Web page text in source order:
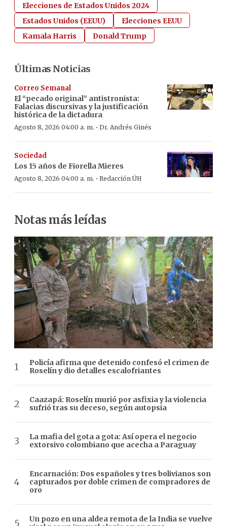
Elecciones de Estados Unidos 2024
Estados Unidos (EEUU)
Elecciones EEUU
Kamala Harris
Donald Trump
Últimas Noticias
Correo Semanal
El “pecado original” antistronista:
Falacias discursivas y la justificación
histórica de la dictadura
Agosto 8, 2026 04:00 a. m. · Dr. Andrés Ginés
Sociedad
Los 15 años de Fiorella Mieres
Agosto 8, 2026 04:00 a. m. · Redacción ÚH
Notas más leídas
Policía afirma que detenido confesó el crimen de
Roselín y dio detalles escalofriantes
Caazapá: Roselín murió por asfixia y la violencia
sufrió tras su deceso, según autopsia
La mafia del gota a gota: Así opera el negocio
extorsivo colombiano que acecha a Paraguay
Encarnación: Dos españoles y tres bolivianos son
capturados por doble crimen de compradores de
oro
Un pozo en una aldea remota de la India se vuelve